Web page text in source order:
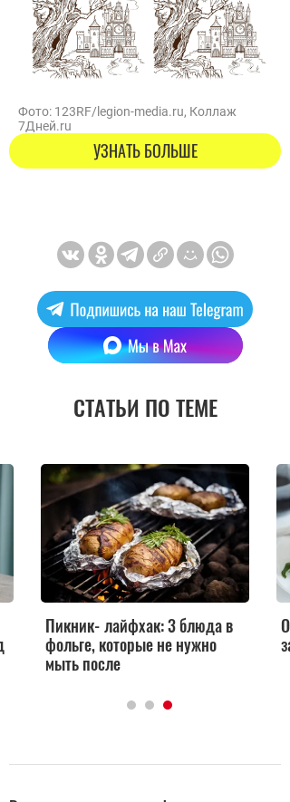
Фото: 123RF/legion-media.ru, Коллаж
7Дней.ru
УЗНАТЬ БОЛЬШЕ
СТАТЬИ ПО ТЕМЕ
Пикник‑лайфхак: 3 блюда в
фольге, которые не нужно
мыть после